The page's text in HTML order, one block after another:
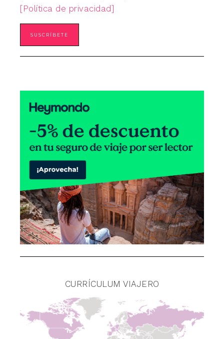
[Política de privacidad]
CURRÍCULUM VIAJERO